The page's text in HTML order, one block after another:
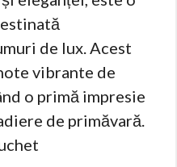
de lux. Acest
vibrante de
o primă impresie
de primăvară.